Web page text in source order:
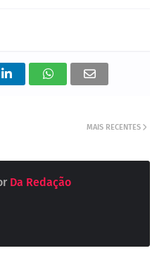
MAIS RECENTES
Da Redação